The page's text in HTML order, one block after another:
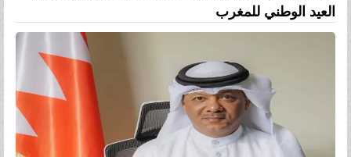
العيد الوطني للمغرب